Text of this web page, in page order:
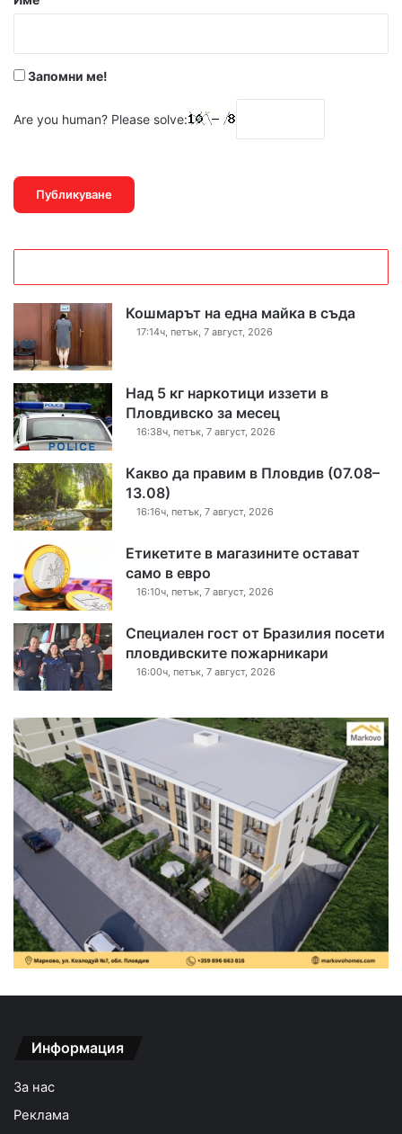
Запомни ме!
Are you human? Please solve:
Кошмарът на една майка в съда
17:14ч, петък, 7 август, 2026
Над 5 кг наркотици иззети в
Пловдивско за месец
16:38ч, петък, 7 август, 2026
Какво да правим в Пловдив (07.08–
13.08)
16:16ч, петък, 7 август, 2026
Етикетите в магазините остават
само в евро
16:10ч, петък, 7 август, 2026
Специален гост от Бразилия посети
пловдивските пожарникари
16:00ч, петък, 7 август, 2026
Информация
За нас
Реклама